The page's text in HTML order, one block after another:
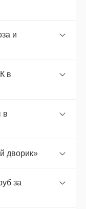
и
в
в
дворик»
за